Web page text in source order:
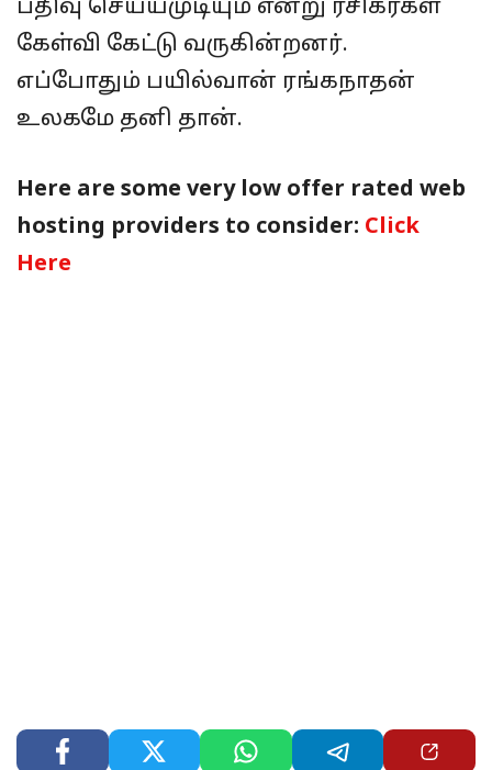
பதிவு செய்யமுடியும் என்று ரசிகர்கள்
கேள்வி கேட்டு வருகின்றனர்.
எப்போதும் பயில்வான் ரங்கநாதன்
உலகமே தனி தான்.
Here are some very low offer rated web
hosting providers to consider: Click
Here